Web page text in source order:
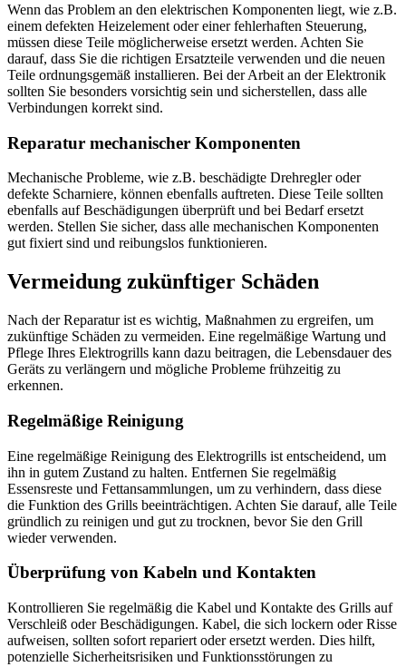
Wenn das Problem an den elektrischen Komponenten liegt, wie z.B.
einem defekten Heizelement oder einer fehlerhaften Steuerung,
müssen diese Teile möglicherweise ersetzt werden. Achten Sie
darauf, dass Sie die richtigen Ersatzteile verwenden und die neuen
Teile ordnungsgemäß installieren. Bei der Arbeit an der Elektronik
sollten Sie besonders vorsichtig sein und sicherstellen, dass alle
Verbindungen korrekt sind.
Reparatur mechanischer Komponenten
Mechanische Probleme, wie z.B. beschädigte Drehregler oder
defekte Scharniere, können ebenfalls auftreten. Diese Teile sollten
ebenfalls auf Beschädigungen überprüft und bei Bedarf ersetzt
werden. Stellen Sie sicher, dass alle mechanischen Komponenten
gut fixiert sind und reibungslos funktionieren.
Vermeidung zukünftiger Schäden
Nach der Reparatur ist es wichtig, Maßnahmen zu ergreifen, um
zukünftige Schäden zu vermeiden. Eine regelmäßige Wartung und
Pflege Ihres Elektrogrills kann dazu beitragen, die Lebensdauer des
Geräts zu verlängern und mögliche Probleme frühzeitig zu
erkennen.
Regelmäßige Reinigung
Eine regelmäßige Reinigung des Elektrogrills ist entscheidend, um
ihn in gutem Zustand zu halten. Entfernen Sie regelmäßig
Essensreste und Fettansammlungen, um zu verhindern, dass diese
die Funktion des Grills beeinträchtigen. Achten Sie darauf, alle Teile
gründlich zu reinigen und gut zu trocknen, bevor Sie den Grill
wieder verwenden.
Überprüfung von Kabeln und Kontakten
Kontrollieren Sie regelmäßig die Kabel und Kontakte des Grills auf
Verschleiß oder Beschädigungen. Kabel, die sich lockern oder Risse
aufweisen, sollten sofort repariert oder ersetzt werden. Dies hilft,
potenzielle Sicherheitsrisiken und Funktionsstörungen zu